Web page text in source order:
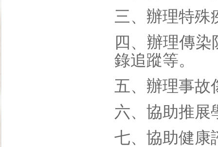
三、辦理特殊
四、辦理傳
錄追蹤等。
五、辦理事故
六、協助推展
七、協助健康